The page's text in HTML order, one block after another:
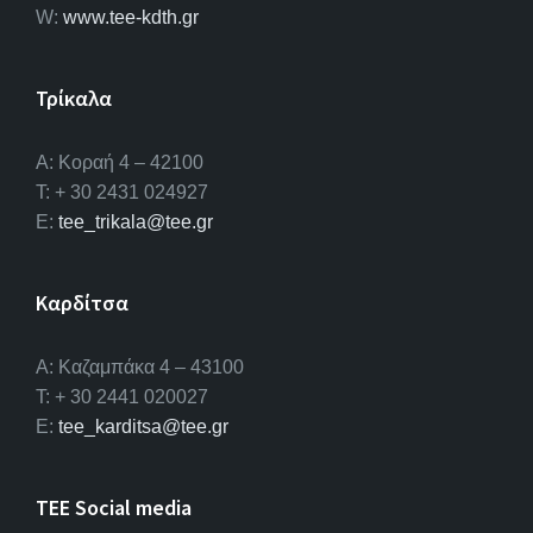
W: www.tee-kdth.gr
Τρίκαλα
Α: Κοραή 4 – 42100
T: + 30 2431 024927
E: tee_trikala@tee.gr
Καρδίτσα
Α: Καζαμπάκα 4 – 43100
T: + 30 2441 020027
E: tee_karditsa@tee.gr
TEE Social media